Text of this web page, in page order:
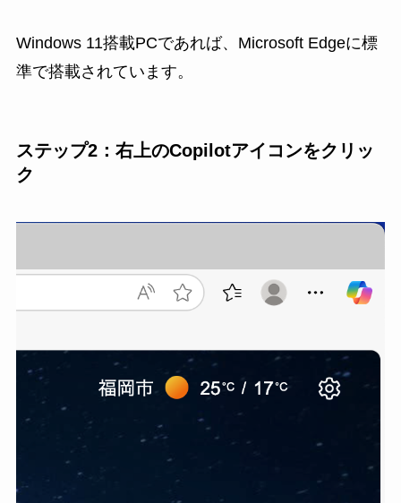
Windows 11搭載PCであれば、Microsoft Edgeに標
準で搭載されています。
ステップ2：右上のCopilotアイコンをクリッ
ク